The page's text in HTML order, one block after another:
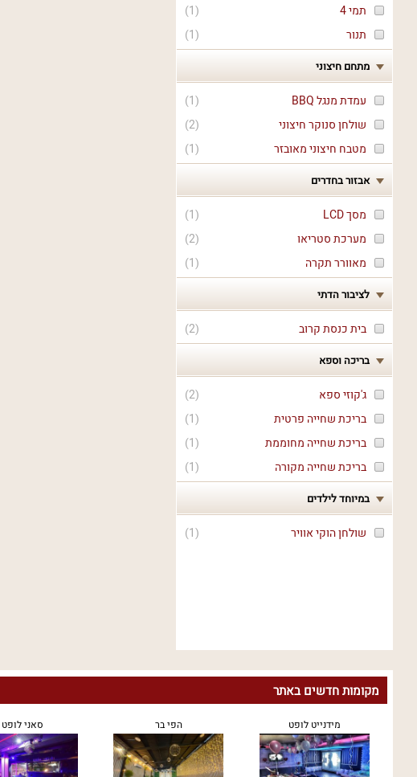
(
1
)
תמי 4
(
1
) תנור
מתחם חיצוני
(
1
)
עמדת מנגל BBQ
(
2
)
שולחן סנוקר חיצוני
(
1
) מטבח חיצוני מאובזר
אבזור בחדרים
(
1
)
מסך LCD
(
2
)
מערכת סטריאו
(
1
) מאוורר תקרה
לציבור הדתי
(
2
) בית כנסת קרוב
בריכה וספא
(
2
)
ג'קוזי ספא
(
1
)
בריכת שחייה פרטית
(
1
)
בריכת שחייה מחוממת
(
1
) בריכת שחייה מקורה
במיוחד לילדים
(
1
) שולחן הוקי אוויר
מקומות חדשים באתר
מידנייט לופט הפי בר סאני לופט